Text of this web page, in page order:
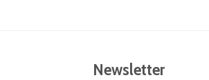
Newsletter